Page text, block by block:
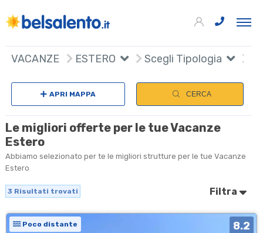
VACANZE ESTERO Scegli Tipologia
APRI MAPPA CERCA
Le migliori offerte per le tue Vacanze
Estero
Abbiamo selezionato per te le migliori strutture per le tue Vacanze
Estero
3 Risultati trovati Filtra
Poco distante 8.2
+